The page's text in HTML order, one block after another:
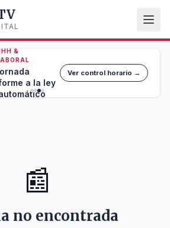
&
a la ley
Ver control horario →
📰
no encontrada